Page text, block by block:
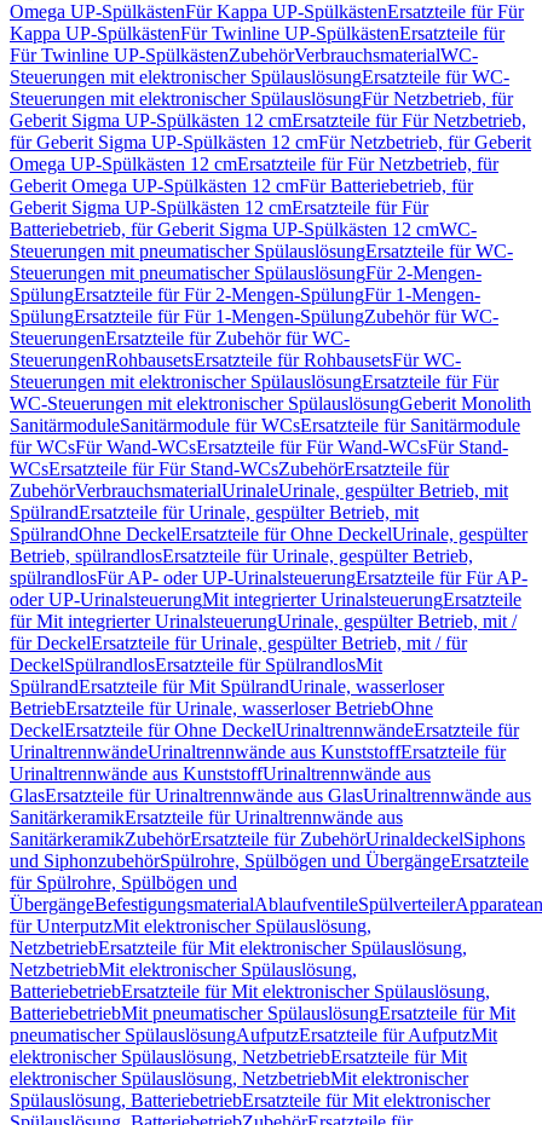
Omega UP-SpülkästenFür Kappa UP-SpülkästenErsatzteile für Für
Kappa UP-SpülkästenFür Twinline UP-SpülkästenErsatzteile für
Für Twinline UP-SpülkästenZubehörVerbrauchsmaterialWC-
Steuerungen mit elektronischer SpülauslösungErsatzteile für WC-
Steuerungen mit elektronischer SpülauslösungFür Netzbetrieb, für
Geberit Sigma UP-Spülkästen 12 cmErsatzteile für Für Netzbetrieb,
für Geberit Sigma UP-Spülkästen 12 cmFür Netzbetrieb, für Geberit
Omega UP-Spülkästen 12 cmErsatzteile für Für Netzbetrieb, für
Geberit Omega UP-Spülkästen 12 cmFür Batteriebetrieb, für
Geberit Sigma UP-Spülkästen 12 cmErsatzteile für Für
Batteriebetrieb, für Geberit Sigma UP-Spülkästen 12 cmWC-
Steuerungen mit pneumatischer SpülauslösungErsatzteile für WC-
Steuerungen mit pneumatischer SpülauslösungFür 2-Mengen-
SpülungErsatzteile für Für 2-Mengen-SpülungFür 1-Mengen-
SpülungErsatzteile für Für 1-Mengen-SpülungZubehör für WC-
SteuerungenErsatzteile für Zubehör für WC-
SteuerungenRohbausetsErsatzteile für RohbausetsFür WC-
Steuerungen mit elektronischer SpülauslösungErsatzteile für Für
WC-Steuerungen mit elektronischer SpülauslösungGeberit Monolith
SanitärmoduleSanitärmodule für WCsErsatzteile für Sanitärmodule
für WCsFür Wand-WCsErsatzteile für Für Wand-WCsFür Stand-
WCsErsatzteile für Für Stand-WCsZubehörErsatzteile für
ZubehörVerbrauchsmaterialUrinaleUrinale, gespülter Betrieb, mit
SpülrandErsatzteile für Urinale, gespülter Betrieb, mit
SpülrandOhne DeckelErsatzteile für Ohne DeckelUrinale, gespülter
Betrieb, spülrandlosErsatzteile für Urinale, gespülter Betrieb,
spülrandlosFür AP- oder UP-UrinalsteuerungErsatzteile für Für AP-
oder UP-UrinalsteuerungMit integrierter UrinalsteuerungErsatzteile
für Mit integrierter UrinalsteuerungUrinale, gespülter Betrieb, mit /
für DeckelErsatzteile für Urinale, gespülter Betrieb, mit / für
DeckelSpülrandlosErsatzteile für SpülrandlosMit
SpülrandErsatzteile für Mit SpülrandUrinale, wasserloser
BetriebErsatzteile für Urinale, wasserloser BetriebOhne
DeckelErsatzteile für Ohne DeckelUrinaltrennwändeErsatzteile für
UrinaltrennwändeUrinaltrennwände aus KunststoffErsatzteile für
Urinaltrennwände aus KunststoffUrinaltrennwände aus
GlasErsatzteile für Urinaltrennwände aus GlasUrinaltrennwände aus
SanitärkeramikErsatzteile für Urinaltrennwände aus
SanitärkeramikZubehörErsatzteile für ZubehörUrinaldeckelSiphons
und SiphonzubehörSpülrohre, Spülbögen und ÜbergängeErsatzteile
für Spülrohre, Spülbögen und
ÜbergängeBefestigungsmaterialAblaufventileSpülverteiler
für UnterputzMit elektronischer Spülauslösung,
NetzbetriebErsatzteile für Mit elektronischer Spülauslösung,
NetzbetriebMit elektronischer Spülauslösung,
BatteriebetriebErsatzteile für Mit elektronischer Spülauslösung,
BatteriebetriebMit pneumatischer SpülauslösungErsatzteile für Mit
pneumatischer SpülauslösungAufputzErsatzteile für AufputzMit
elektronischer Spülauslösung, NetzbetriebErsatzteile für Mit
elektronischer Spülauslösung, NetzbetriebMit elektronischer
Spülauslösung, BatteriebetriebErsatzteile für Mit elektronischer